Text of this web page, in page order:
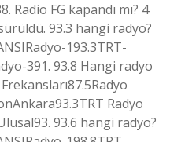
Radio FG kapandı mı? 4
93.3 hangi radyo?
193.3TRT-
391. 93.8 Hangi radyo
Radyo
93.6 hangi radyo?